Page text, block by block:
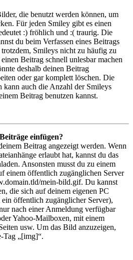
die benutzt werden können, um
Für jeden Smiley gibt es einen
:) fröhlich und :( traurig. Die
du beim Verfassen eines Beitrags
trotzdem, Smileys nicht zu häufig zu
Beitrag schnell unlesbar machen
deshalb deinen Beitrag
oder gar komplett löschen. Die
auch die Anzahl der Smileys
Beitrag benutzen kannst.
einfügen?
Beitrag angezeigt werden. Wenn
erlaubt hat, kannst du das
Ansonsten musst du zu einem
einem öffentlich zugänglichen Server
mein-bild.gif. Du kannst
die sich auf deinem eigenen PC
ein öffentlich zugänglicher Server),
nach einer Anmeldung verfügbar
Yahoo-Mailboxen, mit einem
usw. Um das Bild anzuzeigen,
Tag „[img]“.